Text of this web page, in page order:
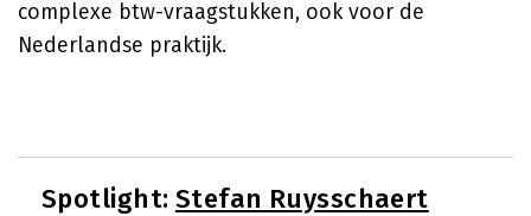
complexe btw-vraagstukken, ook voor de
Nederlandse praktijk.
Spotlight: Stefan Ruysschaert